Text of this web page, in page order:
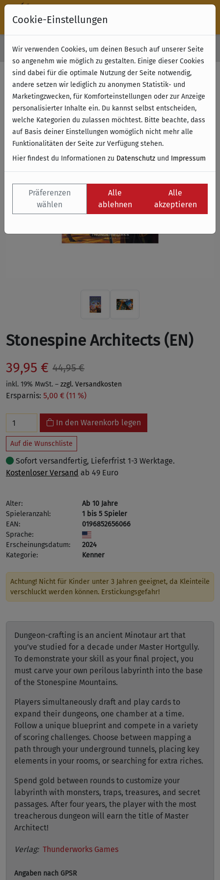
Kostenloser Versand & Retoure ab 49 € (innerhalb Deutschlands)
Stonespine Architects (EN)
39,95 € 44,95 €
inkl. 19% MwSt. – zzgl. Versandkosten
Ersparnis: 5,00 € (11 %)
In den Warenkorb legen
Auf die Wunschliste
Sofort versandfertig, Lieferfrist 1-3 Werktage.
Kostenloser Versand ab 49 Euro
Alter:
Ab 10 Jahre
Spieleranzahl:
1 bis 5 Spieler
EAN:
0196852656066
Sprache:
Erscheinungsdatum:
2024
Kategorie:
Kenner
Achtung! Nicht für Kinder unter 3 Jahren geeignet, da Kleinteile
verschluckt werden können. Erstickungsgefahr!
Dungeon-crafting is an ancient Minotaur art that
you’ve studied for a decade under Master Hortgully.
To demonstrate your skill as your final project, you
must carve your own perilous labyrinth into the base
of the Stonespine Mountains.
Players simultaneously draft and play cards to
expand their dungeons, one chamber at a time.
Follow a unique blueprint and compete in a variety
of scoring challenges. Choose between mapping a
path through your underground tunnels, placing key
elements in your rooms, or searching for extra riches.
Spend gold between rounds to customize your
labyrinth with monsters, traps, treasures, and secret
passages. After four years, the player with the most
treacherous dungeon will earn the title of Master
Architect!
Verlag: Thunderworks Games
Angaben nach GPSR
Cookie-Einstellungen
Wir verwenden Cookies, um deinen Besuch auf unserer Seite
so angenehm wie möglich zu gestalten. Einige dieser Cookies
sind dabei für die optimale Nutzung der Seite notwendig,
andere setzen wir lediglich zu anonymen Statistik- und
Marketingzwecken, für Komforteinstellungen oder zur Anzeige
personalisierter Inhalte ein. Du kannst selbst entscheiden,
welche Kategorien du zulassen möchtest. Bitte beachte, dass
auf Basis deiner Einstellungen womöglich nicht mehr alle
Funktionalitäten der Seite zur Verfügung stehen.
Hier findest du Informationen zu Datenschutz und Impressum
Präferenzen
wählen
Alle
ablehnen
Alle
akzeptieren